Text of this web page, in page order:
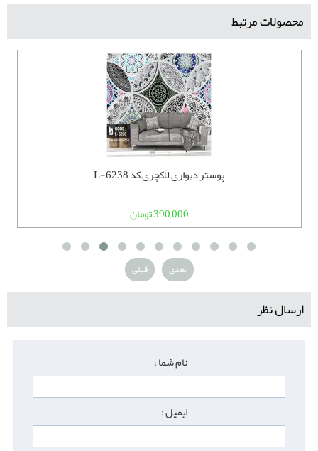
محصولات مرتبط
پوستر دیواری لاکچری کد L-6238
390,000 تومان
قبلی بعدی
ارسال نظر
نام شما :
ایمیل :